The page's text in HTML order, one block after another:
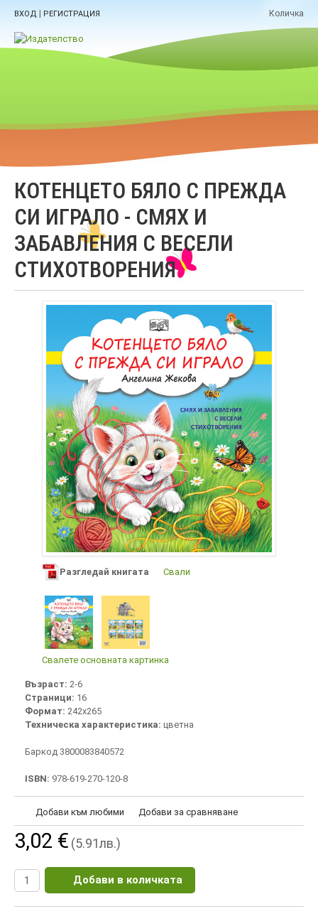
ВХОД | РЕГИСТРАЦИЯ Количка
КОТЕНЦЕТО БЯЛО С ПРЕЖДА
СИ ИГРАЛО - СМЯХ И
ЗАБАВЛЕНИЯ С ВЕСЕЛИ
СТИХОТВОРЕНИЯ
Разгледай книгата Свали
Свалете основната картинка
Възраст: 2-6
Страници: 16
Формат: 242х265
Техническа характеристика: цветна
Баркод 3800083840572
ISBN: 978-619-270-120-8
Добави към любими Добави за сравняване
3,02 € (5.91лв.)
Добави в количката